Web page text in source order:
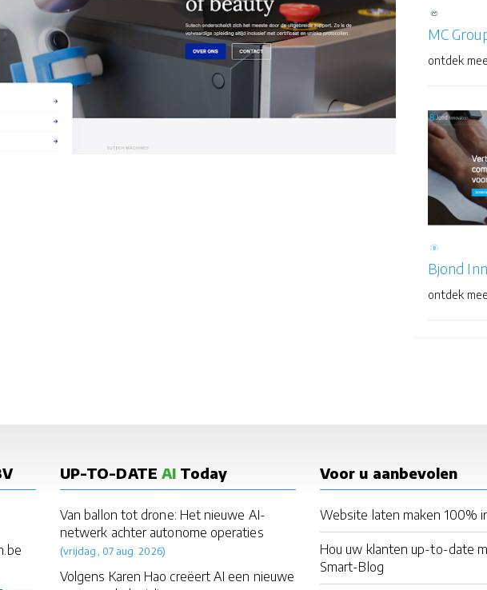
MC
ontdek
Bjond
ontdek
UP-TO-DATE AI Today
Van ballon tot drone: Het nieuwe AI-
netwerk achter autonome operaties
(vrijdag, 07 aug. 2026)
Volgens Karen Hao creëert AI een nieuwe
Voor u aanbevolen
Website laten maken 100%
Hou uw klanten up-to-date
Smart-Blog